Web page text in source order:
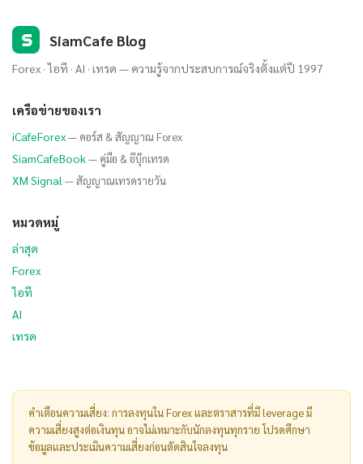
S SiamCafe Blog
Forex · ไอที · AI · เทรด — ความรู้จากประสบการณ์จริงตั้งแต่ปี 1997
เครือข่ายของเรา
iCafeForex— คอร์ส & สัญญาณ Forex
SiamCafeBook— คู่มือ & อีบุ๊กเทรด
XM Signal — สัญญาณเทรดรายวัน
หมวดหมู่
ล่าสุด
Forex
ไอที
AI
เทรด
คำเตือนความเสี่ยง: การลงทุนใน Forex และตราสารที่มี leverage มี
ความเสี่ยงสูงต่อเงินทุน อาจไม่เหมาะกับนักลงทุนทุกราย โปรดศึกษา
ข้อมูลและประเมินความเสี่ยงก่อนตัดสินใจลงทุน